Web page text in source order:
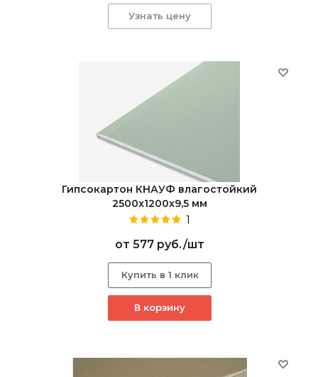
Узнать цену
Гипсокартон КНАУФ влагостойкий
2500x1200x9,5 мм
1
от 577 руб./шт
Купить в 1 клик
В корзину